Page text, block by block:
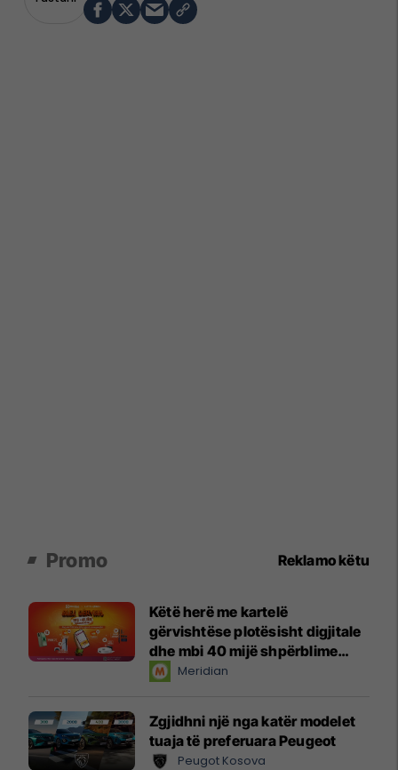
Promo Reklamo këtu
Këtë herë me kartelë
gërvishtëse plotësisht digjitale
dhe mbi 40 mijë shpërblime
instant!Meridian
Zgjidhni një nga katër modelet
tuaja të preferuara Peugeot
Peugot Kosova